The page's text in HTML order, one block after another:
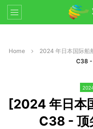
Home 2024 年日本国际船
C38 -
[2024 年日本
C38 - 顶